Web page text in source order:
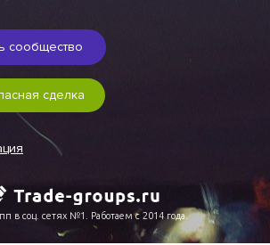
сообщество
сделка
в соц. сетях №1. Работаем с 2014 года.